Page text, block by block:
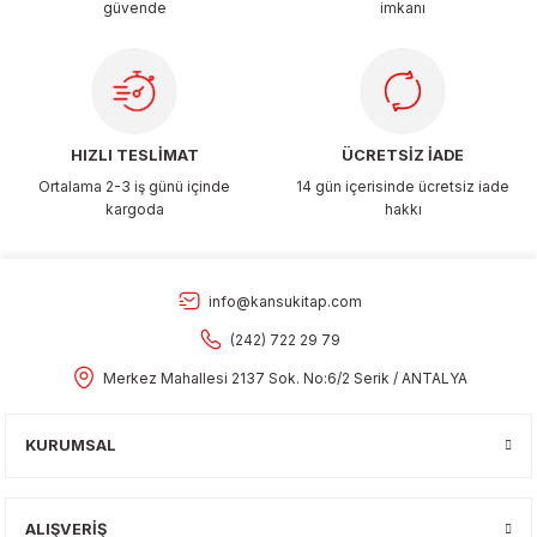
güvende
imkanı
HIZLI TESLİMAT
Ortalama 2-3 iş günü içinde
kargoda
ÜCRETSİZ İADE
14 gün içerisinde ücretsiz iade
hakkı
info@kansukitap.com
(242) 722 29 79
Merkez Mahallesi 2137 Sok. No:6/2 Serik / ANTALYA
KURUMSAL
ALIŞVERİŞ